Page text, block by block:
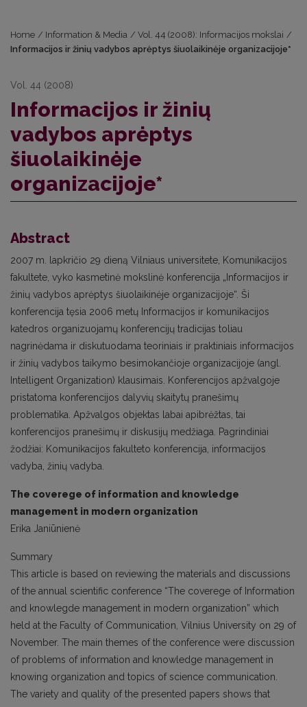
Home / Information & Media / Vol. 44 (2008): Informacijos mokslai /
Informacijos ir žinių vadybos aprėptys šiuolaikinėje organizacijoje*
Vol. 44 (2008)
Informacijos ir žinių
vadybos aprėptys
šiuolaikinėje
organizacijoje*
Abstract
2007 m. lapkričio 29 dieną Vilniaus universitete, Komunikacijos
fakultete, vyko kasmetinė mokslinė konferencija „Informacijos ir
žinių vadybos aprėptys šiuolaikinėje organizacijoje“. Ši
konferencija tęsia 2006 metų Informacijos ir komunikacijos
katedros organizuojamų konferencijų tradicijas toliau
nagrinėdama ir diskutuodama teoriniais ir praktiniais informacijos
ir žinių vadybos taikymo besimokančioje organizacijoje (angl.
Intelligent Organization) klausimais. Konferencijos apžvalgoje
pristatoma konferencijos dalyvių skaitytų pranešimų
problematika. Apžvalgos objektas labai apibrėžtas, tai
konferencijos pranešimų ir diskusijų medžiaga. Pagrindiniai
žodžiai: Komunikacijos fakulteto konferencija, informacijos
vadyba, žinių vadyba.
The coverege of information and knowledge
management in modern organization
Erika Janiūnienė
Summary
This article is based on reviewing the materials and discussions
of the annual scientific conference “The coverege of Information
and knowlegde management in modern organization” which
held at the Faculty of Communication, Vilnius University on 29 of
November. The main themes of the conference were discussion
of problems of information and knowledge management in
knowing organization and topics of science communication.
The variety and quality of the presented papers shows that